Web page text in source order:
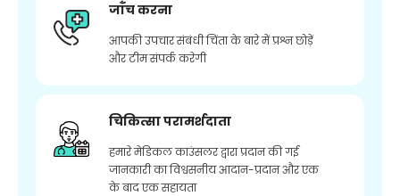
जाँच करना
आपकी उपचार संबंधी चिंता के बारे में प्रश्न छोड़ें
और टीम संपर्क करेगी
चिकित्सा परामर्शदाता
हमारे मेडिकल काउंसलर द्वारा प्रदान की गई
जानकारी का विश्वसनीय आदान-प्रदान और एक
के बाद एक सहायता